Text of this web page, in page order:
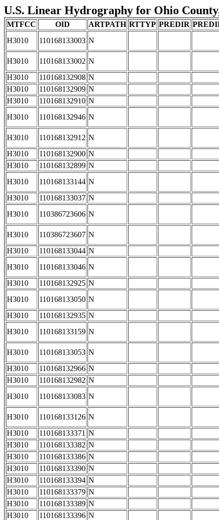
U.S. Linear Hydrography for Ohio
MTFCC OID ARTPATH RTTYP PREDIR
H3010
110168133003 N
H3010 110168133002 N
H3010
110168132908 N
H3010
110168132909 N
H3010
110168132910 N
H3010
110168132946 N
H3010 110168132912 N
H3010
110168132900 N
H3010
110168132899 N
H3010
110168133144 N
H3010
110168133037 N
H3010
110386723606 N
H3010 110386723607 N
H3010
110168133044 N
H3010
110168133046 N
H3010
110168132925 N
H3010
110168133050 N
H3010
110168132935 N
H3010
110168133159 N
H3010 110168133053 N
H3010
110168132966 N
H3010
110168132982 N
H3010
110168133083 N
H3010 110168133126 N
H3010
110168133371 N
H3010
110168133382 N
H3010
110168133386 N
H3010
110168133390 N
H3010
110168133394 N
H3010
110168133379 N
H3010
110168133389 N
H3010
110168133396 N